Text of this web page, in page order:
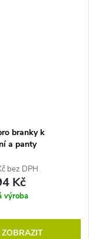
branky k
a panty
bez DPH
Kč
výroba
ZOBRAZIT